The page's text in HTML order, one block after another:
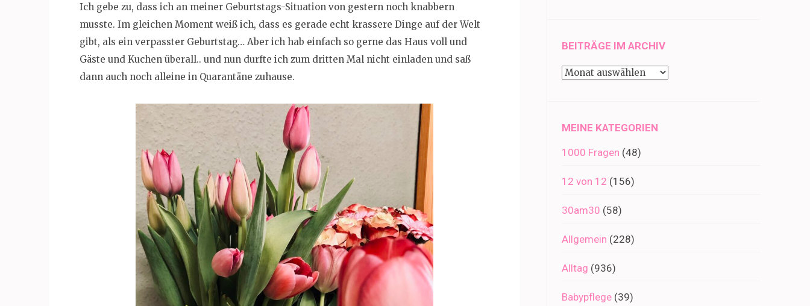
Ich gebe zu, dass ich an meiner Geburtstags-Situation von gestern noch knabbern
musste. Im gleichen Moment weiß ich, dass es gerade echt krassere Dinge auf der Welt
gibt, als ein verpasster Geburtstag… Aber ich hab einfach so gerne das Haus voll und
Gäste und Kuchen überall.. und nun durfte ich zum dritten Mal nicht einladen und saß
dann auch noch alleine in Quarantäne zuhause.
BEITRÄGE IM ARCHIV
Beiträge
MEINE KATEGORIEN
1000 Fragen (48)
12 von 12 (156)
30am30 (58)
Allgemein (228)
Alltag (936)
Babypflege (39)